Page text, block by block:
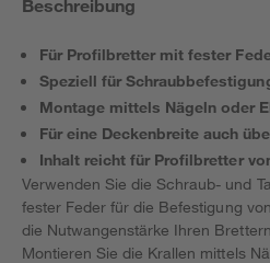
Beschreibung
Für Profilbretter mit fester
Speziell für
Montage mittels Nägeln oder
Für eine Deckenbreite auch
Inhalt reicht für Profilbretter
Verwenden Sie die Schraub- und
fester Feder für die Befestigung
die Nutwangenstärke Ihren
Montieren Sie die Krallen mittels